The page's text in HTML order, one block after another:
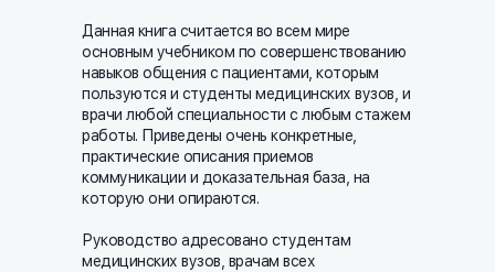
Данная книга считается во всем мире
основным учебником по совершенствованию
навыков общения с пациентами, которым
пользуются и студенты медицинских вузов, и
врачи любой специальности с любым стажем
работы. Приведены очень конкретные,
практические описания приемов
коммуникации и доказательная база, на
которую они опираются.
Руководство адресовано студентам
медицинских вузов, врачам всех